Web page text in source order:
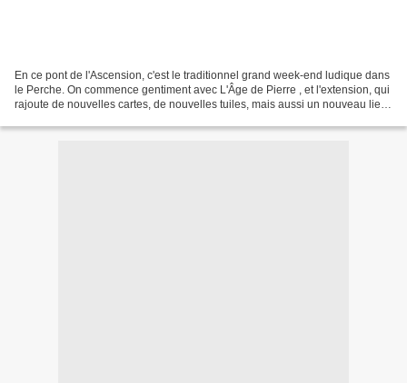
En ce pont de l'Ascension, c'est le traditionnel grand week-end ludique dans
le Perche. On commence gentiment avec L'Âge de Pierre , et l'extension, qui
rajoute de nouvelles cartes, de nouvelles tuiles, mais aussi un nouveau lieu :